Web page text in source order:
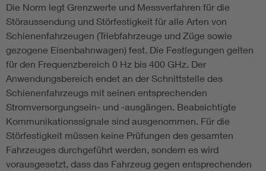
Elektrofachkraft (EFK)
Die Norm legt Grenzwerte und Messverfahren für die
Störaussendung und Störfestigkeit für alle Arten von
Schienenfahrzeugen (Triebfahrzeuge und Züge sowie
gezogene Eisenbahnwagen) fest. Die Festlegungen gelten
für den Frequenzbereich 0 Hz bis 400 GHz. Der
Anwendungsbereich endet an der Schnittstelle des
Schienenfahrzeugs mit seinen entsprechenden
Stromversorgungsein- und -ausgängen. Beabsichtigte
Kommunikationssignale sind ausgenommen. Für die
Störfestigkeit müssen keine Prüfungen des gesamten
Fahrzeuges durchgeführt werden, sondern es wird
vorausgesetzt, dass das Fahrzeug gegen entsprechenden